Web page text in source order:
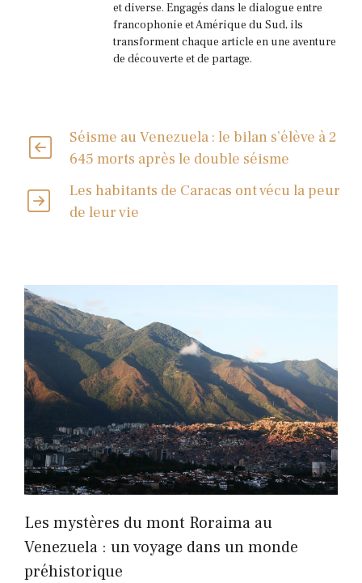
et diverse. Engagés dans le dialogue entre
francophonie et Amérique du Sud, ils
transforment chaque article en une aventure
de découverte et de partage.
Séisme au Venezuela : le bilan s’élève à 2
645 morts après le double séisme
Les habitants de Caracas ont vécu la peur
de leur vie
Les mystères du mont Roraima au
Venezuela : un voyage dans un monde
préhistorique